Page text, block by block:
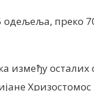
преко
између